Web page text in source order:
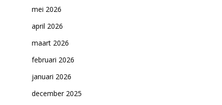
mei 2026
april 2026
maart 2026
februari 2026
januari 2026
december 2025